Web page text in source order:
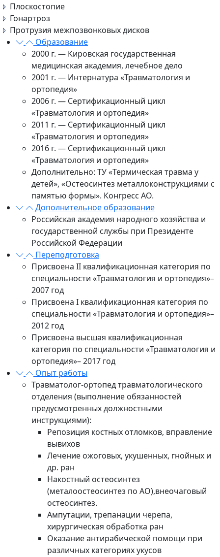
Плоскостопие
Гонартроз
Протрузия межпозвонковых дисков
Образование
2000 г. — Кировская государственная
медицинская академия, лечебное дело
2001 г. — Интернатура «Травматология и
ортопедия»
2006 г. — Сертификационный цикл
«Травматология и ортопедия»
2011 г. — Сертификационный цикл
«Травматология и ортопедия»
2016 г. — Сертификационный цикл
«Травматология и ортопедия»
Дополнительно: ТУ «Термическая травма у
детей», «Остеосинтез металлоконструкциями с
памятью формы». Конгресс АО.
Дополнительное образование
Российская академия народного хозяйства и
государственной службы при Президенте
Российской Федерации
Переподготовка
Присвоена II квалификационная категория по
специальности «Травматология и ортопедия»–
2007 год
Присвоена I квалификационная категория по
специальности «Травматология и ортопедия»–
2012 год
Присвоена высшая квалификационная
категория по специальности «Травматология и
ортопедия»– 2017 год
Опыт работы
Травматолог-ортопед травматологического
отделения (выполнение обязанностей
предусмотренных должностными
инструкциями):
Репозиция костных отломков, вправление
вывихов
Лечение ожоговых, укушенных, гнойных и
др. ран
Накостный остеосинтез
(металоостеосинтез по АО),внеочаговый
остеосинтез.
Ампутации, трепанации черепа,
хирургическая обработка ран
Оказание антирабической помощи при
различных категориях укусов